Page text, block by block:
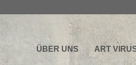
ÜBER UNS ART